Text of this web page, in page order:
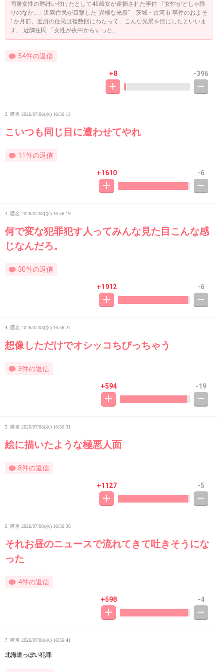
同居女性の唇縫い付けたとして49歳女が逮捕された事件 「女性がどしゃ降
りのなか…」近隣住民が目撃した“異様な光景” 茨城・古河市 事件のおよそ
1か月前、近所の住民は複数回にわたって、こんな光景を目にしたといいま
す。 近隣住民 「女性が夜中からずっと、...
54件の返信
+8 -396
2. 匿名 2026/07/08(水) 16:56:15
こいつも同じ目に遭わせてやれ
11件の返信
+1610 -6
3. 匿名 2026/07/08(水) 16:56:19
何で変な犯罪犯す人ってみんな見た目こんな感
じなんだろ。
30件の返信
+1912 -6
4. 匿名 2026/07/08(水) 16:56:27
想像しただけでオシッコちびっちゃう
3件の返信
+594 -19
5. 匿名 2026/07/08(水) 16:56:31
絵に描いたような極悪人面
8件の返信
+1127 -5
6. 匿名 2026/07/08(水) 16:56:36
それお昼のニュースで流れてきて吐きそうにな
った
4件の返信
+598 -4
7. 匿名 2026/07/08(水) 16:56:41
北海道っぽい犯罪